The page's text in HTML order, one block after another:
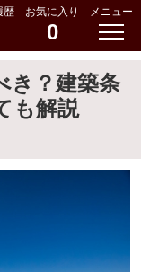
歴 お気に入り
0
メニュー
き？建築条
も解説